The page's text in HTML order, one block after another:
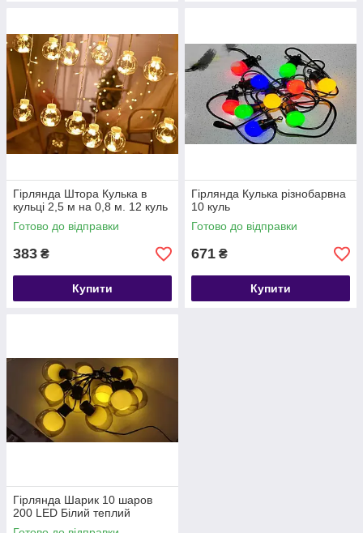
Гірлянда Штора Кулька в
кульці 2,5 м на 0,8 м. 12 куль
Готово до відправки
383 ₴
Купити
Гірлянда Кулька різнобарвна
10 куль
Готово до відправки
671 ₴
Купити
Гірлянда Шарик 10 шаров
200 LED Білий теплий